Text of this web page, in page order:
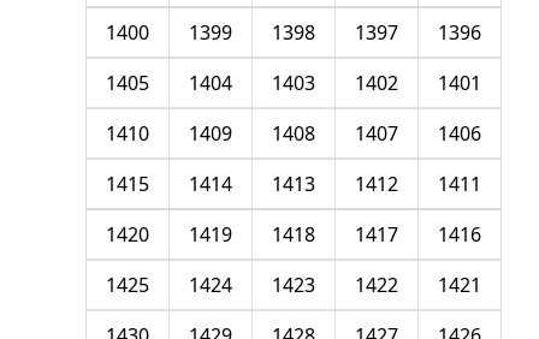
1396
1397
1398
1399
1400
1401
1402
1403
1404
1405
1406
1407
1408
1409
1410
1411
1412
1413
1414
1415
1416
1417
1418
1419
1420
1421
1422
1423
1424
1425